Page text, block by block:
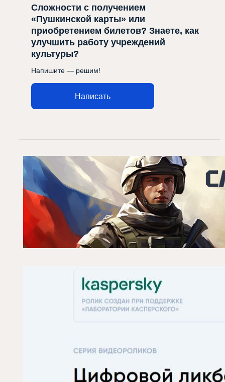
Сложности с получением
«Пушкинской карты» или
приобретением билетов? Знаете, как
улучшить работу учреждений
культуры?
Напишите — решим!
Написать